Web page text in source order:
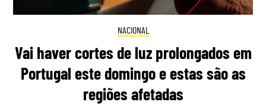
NACIONAL
Vai haver cortes de luz prolongados em
Portugal este domingo e estas são as
regiões afetadas